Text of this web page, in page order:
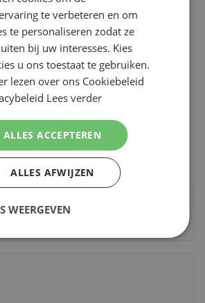
over:
te verbeteren en om
te personaliseren zodat ze
bij uw interesses. Kies
u ons toestaat te gebruiken.
lezen over ons Cookiebeleid
Lees verder
ALLES ACCEPTEREN
ALLES AFWIJZEN
WEERGEVEN